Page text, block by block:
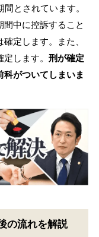
とされています。
中に控訴すること
定します。また、
します。 刑が確定
がついてしまいま
の流れを解説